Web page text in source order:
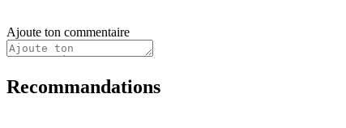
Ajoute ton commentaire
Recommandations